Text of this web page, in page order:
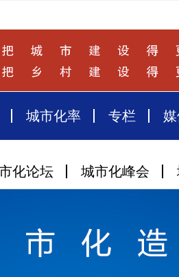
城市化率 专栏
化论坛 城市化峰会